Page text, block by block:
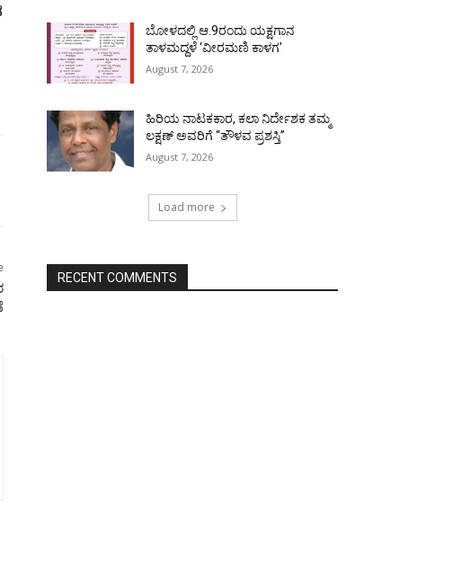
ಬೋಳದಲ್ಲಿ ಆ.9ರಂದು ಯಕ್ಷಗಾನ
ತಾಳಮದ್ದಳೆ ‘ವೀರಮಣಿ ಕಾಳಗ’
August 7, 2026
ಹಿರಿಯ ನಾಟಕಕಾರ, ಕಲಾ ನಿರ್ದೇಶಕ ತಮ್ಮ
ಲಕ್ಷಣ್ ಅವರಿಗೆ “ತೌಳವ ಪ್ರಶಸ್ತಿ”
August 7, 2026
Load more
RECENT COMMENTS